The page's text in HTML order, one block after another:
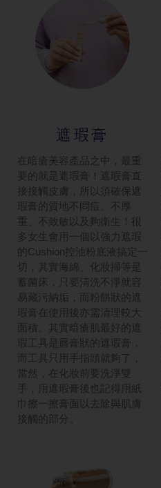
遮瑕膏
在暗瘡美容產品之中，最重
要的就是遮瑕膏！遮瑕膏直
接接觸皮膚，所以須確保遮
瑕膏的質地不悶痘、不厚
重、不致敏以及夠衛生！很
多女生會用一個以強力遮瑕
的Cushion控油粉底液搞定一
切，其實海綿、化妝掃等是
蓄菌床，只要清洗不淨就容
易藏污納垢，而粉餅狀的遮
瑕膏在使用後亦需清理較大
面積。其實暗瘡肌最好的遮
瑕工具是唇膏狀的遮瑕膏，
而工具只用手指頭就夠了，
當然，在化妝前要洗淨雙
手，用遮瑕膏後也記得用紙
巾擦一擦膏面以去除與肌膚
接觸的部分。